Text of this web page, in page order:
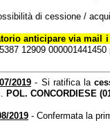
di cessione /
anticipare via mail i
12909
2019- Si ratifica la
POL. CONCORDIESE
2019 - Confermata la